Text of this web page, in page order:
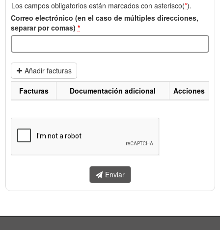
Los campos obligatorios están marcados con asterisco(*).
Correo electrónico (en el caso de múltiples direcciones,
separar por comas) *
Añadir facturas
enviar.
Facturas Documentación adicional Acciones
Enviar